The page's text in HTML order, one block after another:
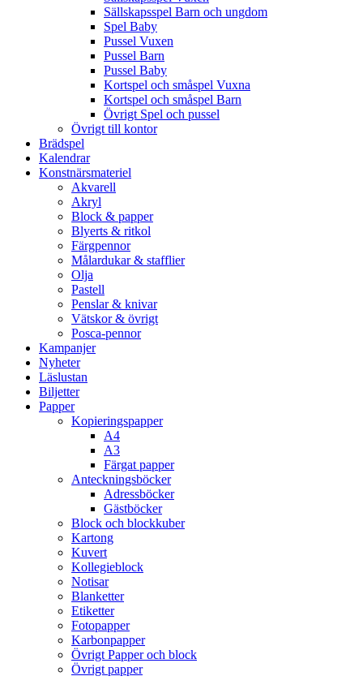
Sällskapsspel Barn och ungdom
Spel Baby
Pussel Vuxen
Pussel Barn
Pussel Baby
Kortspel och småspel Vuxna
Kortspel och småspel Barn
Övrigt Spel och pussel
Övrigt till kontor
Brädspel
Kalendrar
Konstnärsmateriel
Akvarell
Akryl
Block & papper
Blyerts & ritkol
Färgpennor
Målardukar & stafflier
Olja
Pastell
Penslar & knivar
Vätskor & övrigt
Posca-pennor
Kampanjer
Nyheter
Läslustan
Biljetter
Papper
Kopieringspapper
A4
A3
Färgat papper
Anteckningsböcker
Adressböcker
Gästböcker
Block och blockkuber
Kartong
Kuvert
Kollegieblock
Notisar
Blanketter
Etiketter
Fotopapper
Karbonpapper
Övrigt Papper och block
Övrigt papper